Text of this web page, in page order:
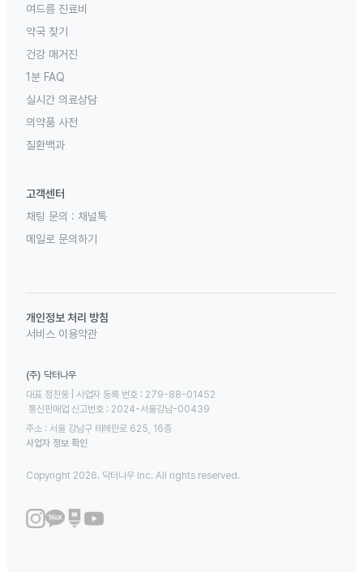
여드름 진료비
약국 찾기
건강 매거진
1분 FAQ
실시간 의료상담
의약품 사전
질환백과
고객센터
채팅 문의 : 채널톡
메일로 문의하기
개인정보 처리 방침
서비스 이용약관
(주) 닥터나우
대표 정진웅 | 사업자 등록 번호 : 279-88-01452
통신판매업 신고번호 : 2024-서울강남-00439
주소 : 서울 강남구 테헤란로 625, 16층
사업자 정보 확인
Copyright 2026. 닥터나우 Inc. All rights reserved.